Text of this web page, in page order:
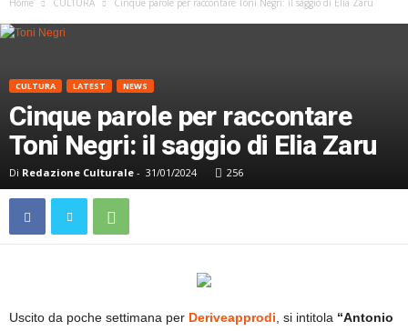
Home CULTURA Cinque parole per raccontare Toni Negri: il saggio di Elia Zaru
CULTURA LATEST NEWS
Cinque parole per raccontare
Toni Negri: il saggio di Elia Zaru
Di Redazione Culturale - 31/01/2024 256
Uscito da poche settimana per Deriveapprodi , si intitola “Antonio